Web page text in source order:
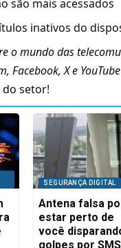
são mais acessados
inativos do
o mundo das
,Facebook,Xe YouTube
setor!
SEGURANÇA DIGITAL
Antena falsa
estar perto de
você
golpes por SMS